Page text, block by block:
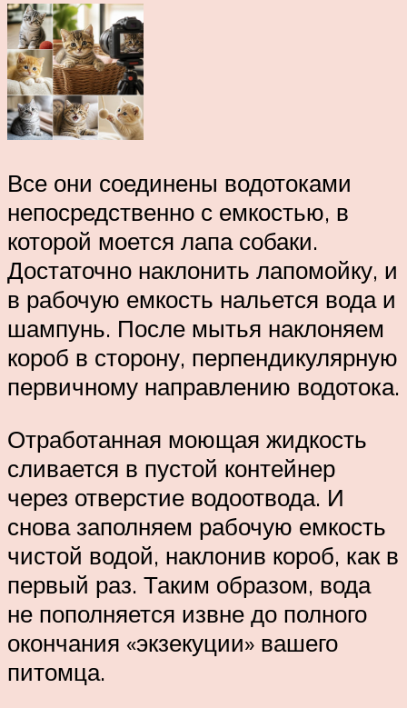
Все они соединены водотоками
непосредственно с емкостью, в
которой моется лапа собаки.
Достаточно наклонить лапомойку, и
в рабочую емкость нальется вода и
шампунь. После мытья наклоняем
короб в сторону, перпендикулярную
первичному направлению водотока.
Отработанная моющая жидкость
сливается в пустой контейнер
через отверстие водоотвода. И
снова заполняем рабочую емкость
чистой водой, наклонив короб, как в
первый раз. Таким образом, вода
не пополняется извне до полного
окончания «экзекуции» вашего
питомца.